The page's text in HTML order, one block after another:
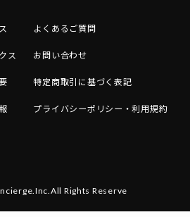
ス
よくあるご質問
お問い合わせ
特定商取引に基づく表記
プライバシーポリシー・利用規約
Rights Reserve